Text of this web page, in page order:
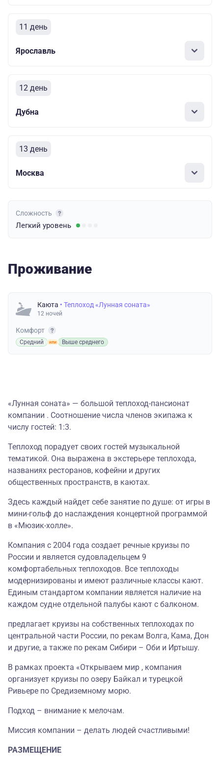
11 день
Ярославль
12 день
Дубна
13 день
Москва
Сложность
Легкий уровень
Проживание
Каюта • Теплоход «Лунная соната»
12 ночей
Комфорт
Средний Выше среднего
«Лунная соната» — большой теплоход-пансионат
компании . Соотношение числа членов экипажа к
числу гостей: 1:3.
Теплоход порадует своих гостей музыкальной
тематикой. Она выражена в экстерьере теплохода,
названиях ресторанов, кофейни и других
общественных пространств, в каютах.
Здесь каждый найдет себе занятие по душе: от игры в
мини-гольф до наслаждения концертной программой
в «Мюзик-холле».
Компания с 2004 года создает речные круизы по
России и является судовладельцем 9
комфортабельных теплоходов. Все теплоходы
модернизированы и имеют различные классы кают.
Единым стандартом компании является наличие на
каждом судне отдельной палубы кают с балконом.
предлагает круизы на собственных теплоходах по
центральной части России, по рекам Волга, Кама, Дон
и другие, а также по рекам Сибири – Оби и Иртышу.
В рамках проекта «Открываем мир , компания
организует круизы по озеру Байкал и турецкой
Ривьере по Средиземному морю.
Подход – внимание к мелочам.
Миссия компании – делать людей счастливыми!
РАЗМЕЩЕНИЕ